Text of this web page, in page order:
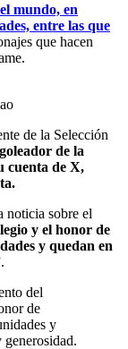
mundo, en
entre las que
que hacen
de la Selección
de la
cuenta de X,
noticia sobre el
y el honor de
y quedan en
del
de
y
generosidad.